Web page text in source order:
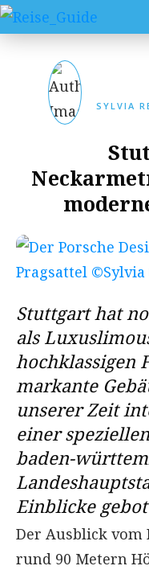
SYLVIA
Stuttgart hat
als
hochklassigen
markante
unserer Zeit
einer
baden-
Einblicke
Der Ausblick vom
rund 90 Metern